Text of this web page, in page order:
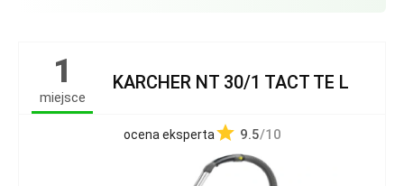
1
miejsce
KARCHER NT 30/1 TACT TE L
ocena eksperta 9.5/10